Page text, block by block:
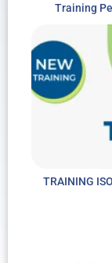
Training
TRAINING